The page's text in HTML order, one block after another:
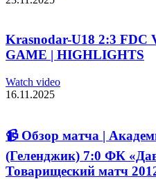
Krasnodar-U18 2:3 FDC
GAME | HIGHLIGHTS
Watch video
16.11.2025
📹 Обзор матча |
(Геленджик) 7:0 ФК
Товарищеский матч